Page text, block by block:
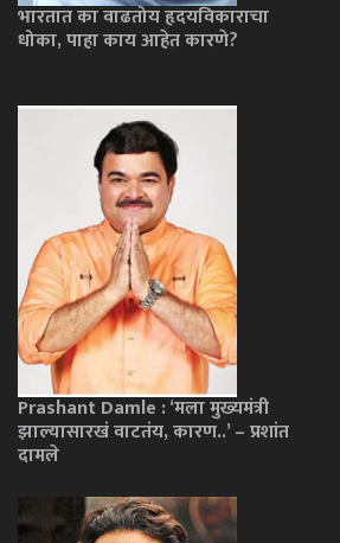
भारतात का वाढतोय हृदयविकाराचा
धोका, पाहा काय आहेत कारणे?
Prashant Damle : ‘मला मुख्यमंत्री
झाल्यासारखं वाटतंय, कारण..’ – प्रशांत
दामले